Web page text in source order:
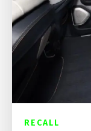
RECALL